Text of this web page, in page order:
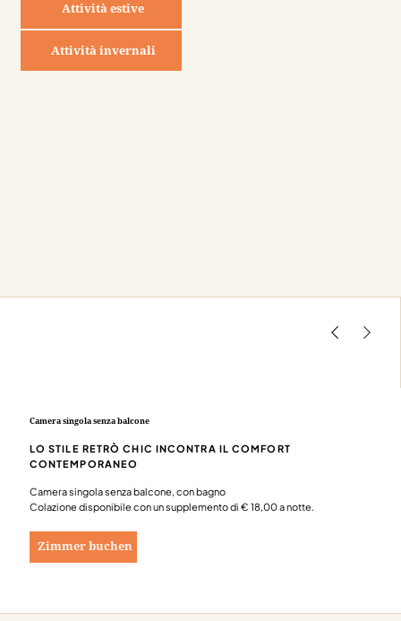
Attività estive
Attività invernali
Camera singola senza balcone
LO STILE RETRÒ CHIC INCONTRA IL COMFORT
CONTEMPORANEO
Camera singola senza balcone, con bagno
Colazione disponibile con un supplemento di € 18,00 a notte.
Zimmer buchen